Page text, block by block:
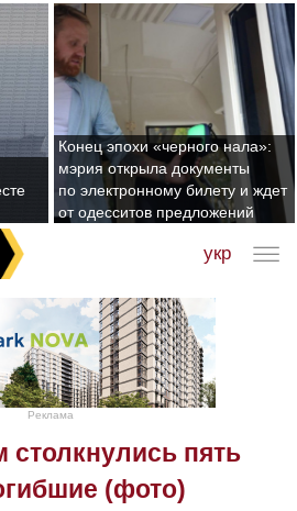
Конец эпохи «черного нала»:
мэрия открыла документы
по электронному билету и ждет
от одесситов предложений
укр
Реклама
пять
(фото)